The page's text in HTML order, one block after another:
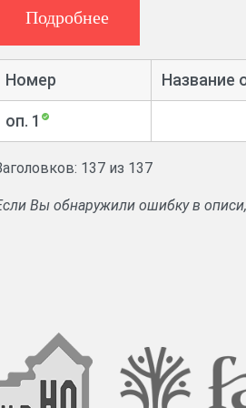
полян. Дела об обмене удельной
имущества
злоупотреблениях по службе,
Подробнее
Номер Название
оп. 1
137 из 137
Вы обнаружили ошибку в